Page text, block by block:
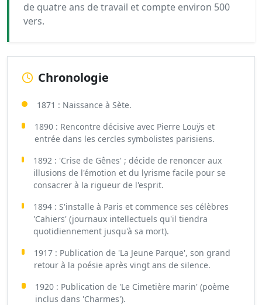
de quatre ans de travail et compte environ 500
vers.
Chronologie
1871 : Naissance à Sète.
1890 : Rencontre décisive avec Pierre Louÿs et
entrée dans les cercles symbolistes parisiens.
1892 : 'Crise de Gênes' ; décide de renoncer aux
illusions de l'émotion et du lyrisme facile pour se
consacrer à la rigueur de l'esprit.
1894 : S'installe à Paris et commence ses célèbres
'Cahiers' (journaux intellectuels qu'il tiendra
quotidiennement jusqu'à sa mort).
1917 : Publication de 'La Jeune Parque', son grand
retour à la poésie après vingt ans de silence.
1920 : Publication de 'Le Cimetière marin' (poème
inclus dans 'Charmes').